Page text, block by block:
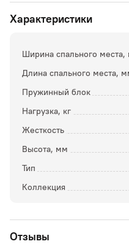
Характеристики
Ширина спального
Длина спального места,
Пружинный блок
Нагрузка, кг
Жесткость
Высота, мм
Тип
Коллекция
Отзывы